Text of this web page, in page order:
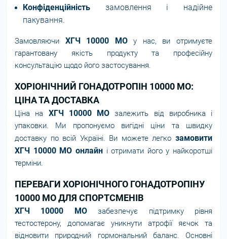
Конфіденційність замовлення і надійне
пакування.
Замовляючи ХГЧ 10000 МОу нас, ви отримуєте
гарантовану якість продукту та професійну
консультацію щодо його застосування.
ХОРІОНІЧНИЙ ГОНАДОТРОПІН 10000 МО:
ЦІНА ТА ДОСТАВКА
Ціна на ХГЧ 10000 МО залежить від виробника і
упаковки. Ми пропонуємо вигідні ціни та швидку
доставку по всій Україні. Ви можете легко замовити
ХГЧ 10000 МО онлайн і отримати його у найкоротші
терміни.
ПЕРЕВАГИ ХОРІОНІЧНОГО ГОНАДОТРОПІНУ
10000 МО ДЛЯ СПОРТСМЕНІВ
ХГЧ 10000 МО забезпечує підтримку рівня
тестостерону, допомагає уникнути атрофії яєчок та
відновити природний гормональний баланс. Основні